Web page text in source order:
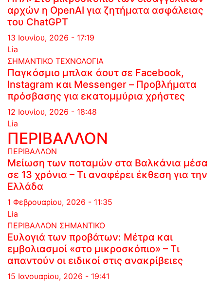
αρχών η OpenAI για ζητήματα ασφάλειας
του ChatGPT
13 Ιουνίου, 2026 - 17:19
Lia
ΣΗΜΑΝΤΙΚΟ ΤΕΧΝΟΛΟΓΙΑ
Παγκόσμιο μπλακ άουτ σε Facebook,
Instagram και Messenger – Προβλήματα
πρόσβασης για εκατομμύρια χρήστες
12 Ιουνίου, 2026 - 18:48
Lia
ΠΕΡΙΒΑΛΛΟΝ
ΠΕΡΙΒΑΛΛΟΝ
Μείωση των ποταμών στα Βαλκάνια μέσα
σε 13 χρόνια – Τι αναφέρει έκθεση για την
Ελλάδα
1 Φεβρουαρίου, 2026 - 11:35
Lia
ΠΕΡΙΒΑΛΛΟΝ ΣΗΜΑΝΤΙΚΟ
Ευλογιά των προβάτων: Μέτρα και
εμβολιασμοί «στο μικροσκόπιο» – Τι
απαντούν οι ειδικοί στις ανακρίβειες
15 Ιανουαρίου, 2026 - 19:41